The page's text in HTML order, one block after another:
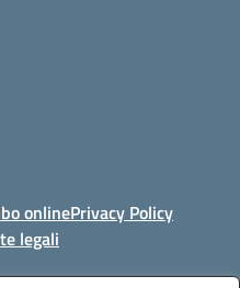
onlinePrivacy Policy
legali